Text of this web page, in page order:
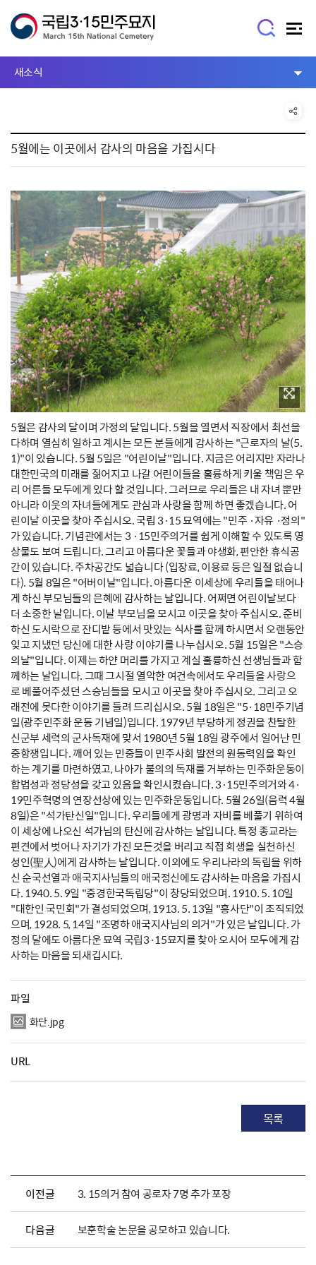
새소식
5월에는 이곳에서 감사의 마음을 가집시다
5월은 감사의 달이며 가정의 달입니다. 5월을 열면서 직장에서 최선을
다하며 열심히 일하고 계시는 모든 분들에게 감사하는 "근로자의 날(5.
1)"이 있습니다. 5월 5일은 "어린이날"입니다. 지금은 어리지만 자라나
대한민국의 미래를 짊어지고 나갈 어린이들을 훌륭하게 키울 책임은 우
리 어른들 모두에게 있다 할 것입니다. 그러므로 우리들은 내 자녀 뿐만
아니라 이웃의 자녀들에게도 관심과 사랑을 함께 하면 좋겠습니다. 어
린이날 이곳을 찾아 주십시오. 국립 3·15 묘역에는 "민주 ·자유 ·정의"
가 있습니다. 기념관에서는 3 ·15민주의거를 쉽게 이해할 수 있도록 영
상물도 보여 드립니다. 그리고 아름다운 꽃들과 야생화, 편안한 휴식공
간이 있습니다. 주차공간도 넓습니다 (입장료, 이용료 등은 일절 없습니
다). 5월 8일은 "어버이날"입니다. 아름다운 이세상에 우리들을 태어나
게 하신 부모님들의 은혜에 감사하는 날입니다. 어쩌면 어린이날보다
더 소중한 날입니다. 이날 부모님을 모시고 이곳을 찾아 주십시오. 준비
하신 도시락으로 잔디밭 등에서 맛있는 식사를 함께 하시면서 오랜동안
잊고 지냈던 당신에 대한 사랑 이야기를 나누십시오. 5월 15일은 "스승
의날"입니다. 이제는 하얀 머리를 가지고 계실 훌륭하신 선생님들과 함
께하는 날입니다. 그때 그시절 열악한 여건속에서도 우리들을 사랑으
로 베풀어주셨던 스승님들을 모시고 이곳을 찾아 주십시오. 그리고 오
래전에 못다한 이야기를 들려 드리십시오. 5월 18일은 "5·18민주기념
일(광주민주화 운동 기념일)입니다. 1979년 부당하게 정권을 찬탈한
신군부 세력의 군사독재에 맞서 1980년 5월 18일 광주에서 일어난 민
중항쟁입니다. 깨어 있는 민중들이 민주사회 발전의 원동력임을 확인
하는 계기를 마련하였고, 나아가 불의의 독재를 거부하는 민주화운동이
합법성과 정당성을 갖고 있음을 확인시켰습니다. 3·15민주의거와 4·
19민주혁명의 연장선상에 있는 민주화운동입니다. 5월 26일(음력 4월
8일)은 "석가탄신일"입니다. 우리들에게 광명과 자비를 베풀기 위하여
이 세상에 나오신 석가님의 탄신에 감사하는 날입니다. 특정 종교라는
편견에서 벗어나 자기가 가진 모든것을 버리고 직접 희생을 실천하신
성인(聖人)에게 감사하는 날입니다. 이외에도 우리나라의 독립을 위하
신 순국선열과 애국지사님들의 애국정신에도 감사하는 마음을 가집시
다. 1940. 5. 9일 "중경한국독립당"이 창당되었으며. 1910. 5. 10일
"대한인 국민회"가 결성되었으며, 1913. 5. 13일 "흥사단"이 조직되었
으며, 1928. 5, 14일 "조명하 애국지사님의 의거"가 있은 날입니다. 가
정의 달에도 아름다운 묘역 국립3·15묘지를 찾아 오시어 모두에게 감
사하는 마음을 되새깁시다.
파일
화단.jpg
URL
목록
이전글 3. 15의거 참여 공로자 7명 추가 포장
다음글 보훈학술 논문을 공모하고 있습니다.